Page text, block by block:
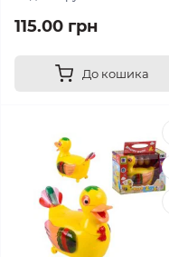
115.00 грн
До кошика